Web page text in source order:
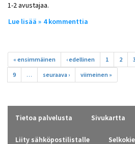
1-2 avustajaa.
Lue lisää about Kouluautodraamaa
4 kommenttia
Sivut
« ensimmäinen ‹ edellinen 1 2 3
9
… seuraava › viimeinen »
Tietoa palvelusta Sivukartta
Liity sähköpostilistalle